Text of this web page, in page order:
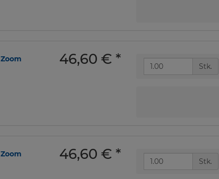
46,60 € * Stk.
46,60 € * Stk.